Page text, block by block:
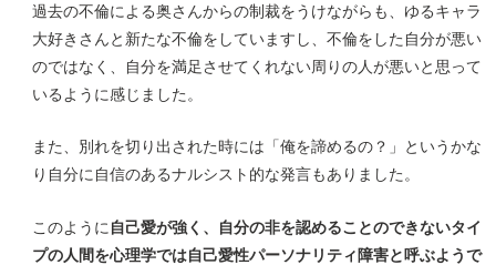
過去の不倫による奥さんからの制裁をうけながらも、ゆるキャラ
大好きさんと新たな不倫をしていますし、不倫をした自分が悪い
のではなく、自分を満足させてくれない周りの人が悪いと思って
いるように感じました。
また、別れを切り出された時には「俺を諦めるの？」というかな
り自分に自信のあるナルシスト的な発言もありました。
このように 自己愛が強く、自分の非を認めることのできないタイ
プの人間を心理学では自己愛性パーソナリティ障害と呼ぶようで